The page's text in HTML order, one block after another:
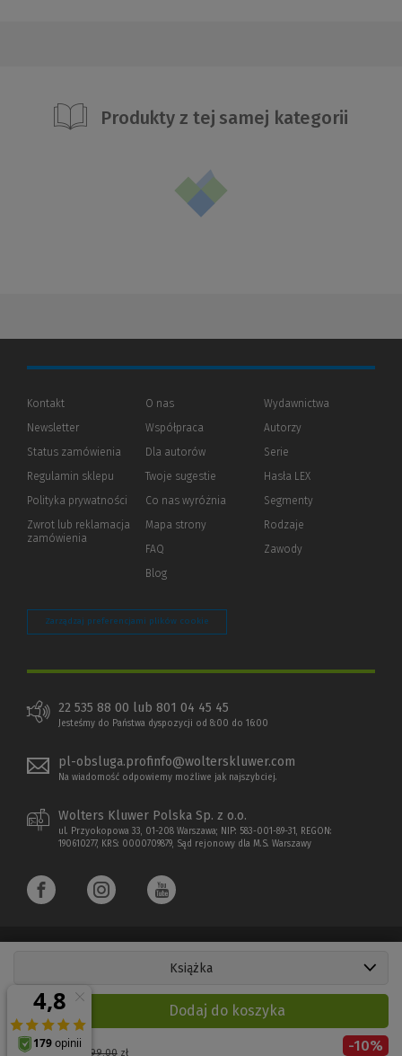
Książka
Cena regularna: 199,00zł -10%
Dodaj do koszyka
Produkty z tej samej kategorii
Kontakt
Newsletter
Status zamówienia
Regulamin sklepu
Polityka prywatności (Nowe
(Link
innej
Zwrot lub reklamacja
zamówienia
O nas
Współpraca
Dla autorów(Nowe
(Link
innej
Twoje sugestie
Co nas wyróżnia
Mapa strony
FAQ
Blog
Wydawnictwa
Autorzy
Serie
Hasła LEX
Segmenty
Rodzaje
Zawody
Zarządzaj preferencjami plików cookie
22 535 88 00 lub 801 04 45 45
Jesteśmy do Państwa dyspozycji od 8:00 do 16:00
pl-obsluga.profinfo@wolterskluwer.com
Na wiadomość odpowiemy możliwe jak najszybciej.
Wolters Kluwer Polska Sp. z o.o.
ul. Przyokopowa 33, 01-208 Warszawa; NIP: 583-001-89-31, REGON:
190610277, KRS: 0000709879, Sąd rejonowy dla M.S. Warszawy
Copyright 1997 - 2026 Wolters Kluwer Polska Sp. z o.o.
Płatności elektroniczne
(Nowe
(Link